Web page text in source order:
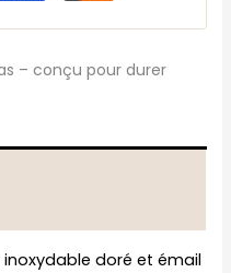
– conçu pour durer
doré et émail